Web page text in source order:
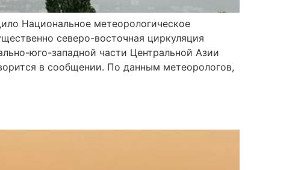
Национальное метеорологическое
северо-восточная циркуляция
юго-западной части Центральной Азии
в сообщении. По данным метеорологов,